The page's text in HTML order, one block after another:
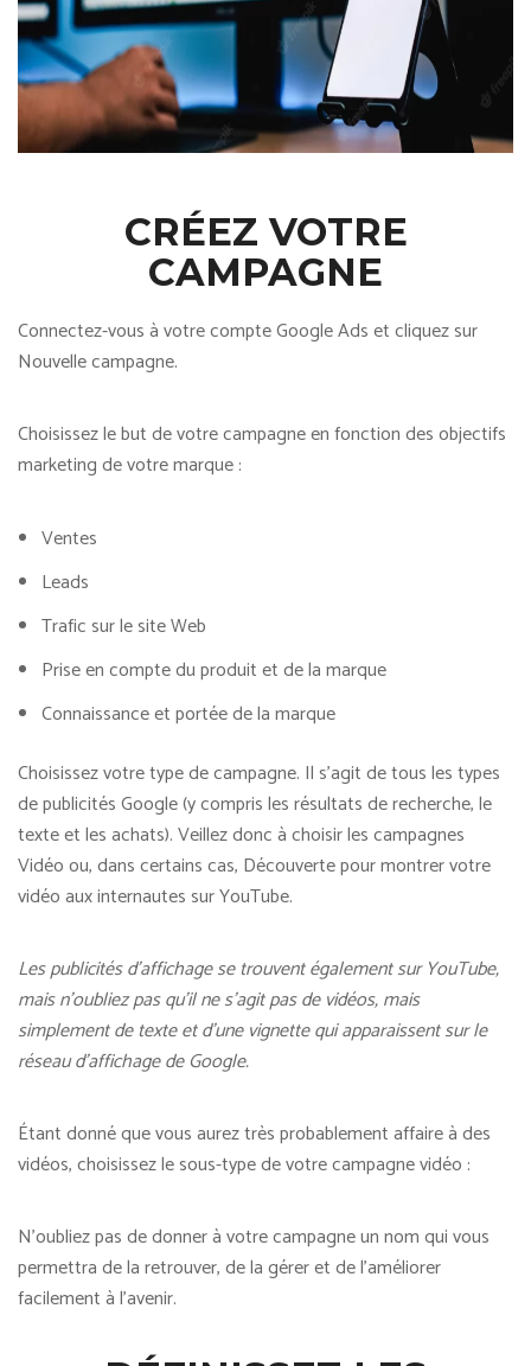
CRÉEZ VOTRE
CAMPAGNE
Connectez-vous à votre compte Google Ads et cliquez sur
Nouvelle campagne.
Choisissez le but de votre campagne en fonction des objectifs
marketing de votre marque :
Ventes
Leads
Trafic sur le site Web
Prise en compte du produit et de la marque
Connaissance et portée de la marque
Choisissez votre type de campagne. Il s’agit de tous les types
de publicités Google (y compris les résultats de recherche, le
texte et les achats). Veillez donc à choisir les campagnes
Vidéo ou, dans certains cas, Découverte pour montrer votre
vidéo aux internautes sur YouTube.
Les publicités d’affichage se trouvent également sur YouTube,
mais n’oubliez pas qu’il ne s’agit pas de vidéos, mais
simplement de texte et d’une vignette qui apparaissent sur le
réseau d’affichage de Google.
Étant donné que vous aurez très probablement affaire à des
vidéos, choisissez le sous-type de votre campagne vidéo :
N’oubliez pas de donner à votre campagne un nom qui vous
permettra de la retrouver, de la gérer et de l’améliorer
facilement à l’avenir.